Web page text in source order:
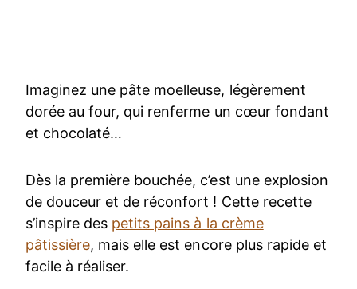
Imaginez une pâte moelleuse, légèrement
dorée au four, qui renferme un cœur fondant
et chocolaté…
Dès la première bouchée, c’est une explosion
de douceur et de réconfort ! Cette recette
s’inspire des petits pains à la crème
pâtissière, mais elle est encore plus rapide et
facile à réaliser.